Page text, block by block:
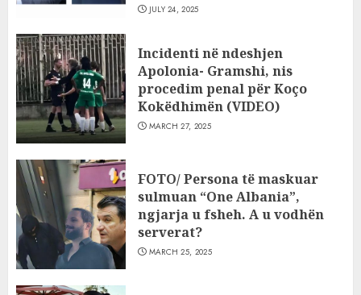
JULY 24, 2025
Incidenti në ndeshjen
Apolonia- Gramshi, nis
procedim penal për Koço
Kokëdhimën (VIDEO)
MARCH 27, 2025
FOTO/ Persona të maskuar
sulmuan “One Albania”,
ngjarja u fsheh. A u vodhën
serverat?
MARCH 25, 2025